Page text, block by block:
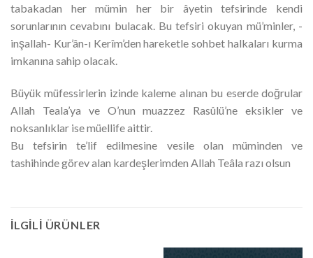
tabakadan her mümin her bir âyetin tefsirinde kendi
sorunlarının cevabını bulacak. Bu tefsiri okuyan mü’minler, -
inşallah- Kur’ân-ı Kerîm’den hareketle sohbet halkaları kurma
imkanına sahip olacak.
Büyük müfessirlerin izinde kaleme alınan bu eserde doğrular
Allah Teala’ya ve O’nun muazzez Rasûlü’ne eksikler ve
noksanlıklar ise müellife aittir.
Bu tefsirin te’lif edilmesine vesile olan müminden ve
tashihinde görev alan kardeşlerimden Allah Teâla razı olsun
İLGILI ÜRÜNLER